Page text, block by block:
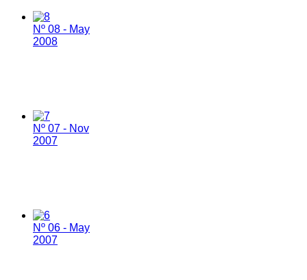
Nº 08 - May
2008
Nº 07 - Nov
2007
Nº 06 - May
2007